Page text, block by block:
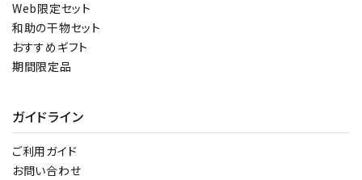
Web限定セット
和助の干物セット
おすすめギフト
期間限定品
ガイドライン
ご利用ガイド
お問い合わせ